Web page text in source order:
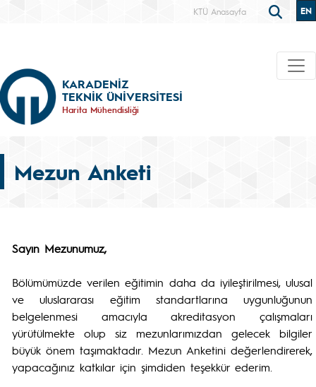
KTÜ Anasayfa EN
KARADENİZ
TEKNİK ÜNİVERSİTESİ
Harita Mühendisliği
Mezun Anketi
Sayın Mezunumuz,
Bölümümüzde verilen eğitimin daha da iyileştirilmesi, ulusal
ve uluslararası eğitim standartlarına uygunluğunun
belgelenmesi amacıyla akreditasyon çalışmaları
yürütülmekte olup siz mezunlarımızdan gelecek bilgiler
büyük önem taşımaktadır. Mezun Anketini değerlendirerek,
yapacağınız katkılar için şimdiden teşekkür ederim.